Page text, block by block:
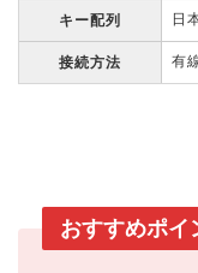
キー配列 日
接続方法 有
おすすめポイ